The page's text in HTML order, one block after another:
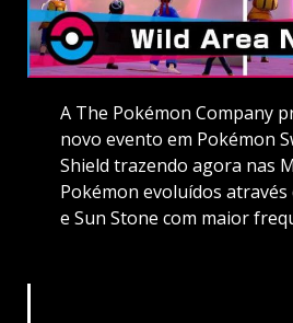
A The Pokémon Company
novo evento em Pokémon
Shield trazendo agora nas
Pokémon evoluídos
e Sun Stone com maior